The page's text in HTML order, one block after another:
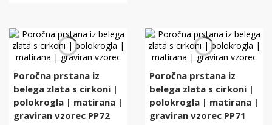
Poročna prstana iz
belega zlata s cirkoni |
polokrogla | matirana |
graviran vzorec PP72
Poročna prstana iz
belega zlata s cirkoni |
polokrogla | matirana |
graviran vzorec PP71